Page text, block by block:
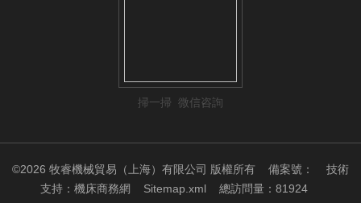
掃一掃 微信咨詢
©2026 牧睿機械貿易（上海）有限公司 版權所有 備案號：
技術
支持： 機床商務網 Sitemap.xml 總訪問量：81924